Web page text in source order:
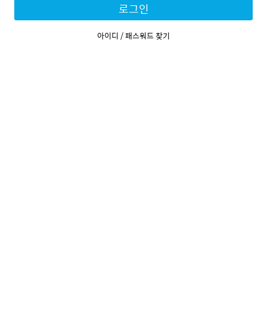
로그인
아이디 / 패스워드 찾기